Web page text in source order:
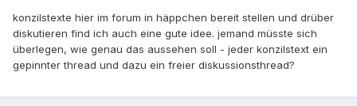
konzilstexte hier im forum in häppchen bereit stellen und drüber
diskutieren find ich auch eine gute idee. jemand müsste sich
überlegen, wie genau das aussehen soll - jeder konzilstext ein
gepinnter thread und dazu ein freier diskussionsthread?